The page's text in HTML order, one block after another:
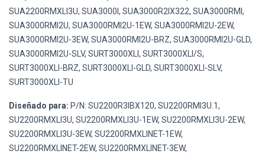
SUA2200RMXLI3U, SUA3000I, SUA3000R2IX322, SUA3000RMI,
SUA3000RMI2U, SUA3000RMI2U-1EW, SUA3000RMI2U-2EW,
SUA3000RMI2U-3EW, SUA3000RMI2U-BRZ, SUA3000RMI2U-GLD,
SUA3000RMI2U-SLV, SURT3000XLI, SURT3000XLI/S,
SURT3000XLI-BRZ, SURT3000XLI-GLD, SURT3000XLI-SLV,
SURT3000XLI-TU
Diseñado para: P/N: SU2200R3IBX120, SU2200RMI3U.1,
SU2200RMXLI3U, SU2200RMXLI3U-1EW, SU2200RMXLI3U-2EW,
SU2200RMXLI3U-3EW, SU2200RMXLINET-1EW,
SU2200RMXLINET-2EW, SU2200RMXLINET-3EW,